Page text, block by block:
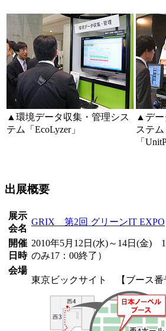
▲環境データ収集・管理シス
テム「EcoLyzer」
▲デー
ステ
「
出展概要
展示
会名
GRIX 第2回 グリーンIT EXPO
開催
日時
2010年5月12日(水)～14日(金)
のみ17：00終了）
会場
東京ビックサイト 【ブース番